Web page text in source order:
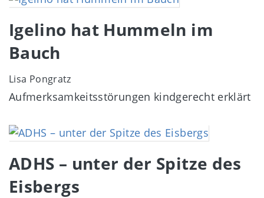
Igelino hat Hummeln im
Bauch
Lisa Pongratz
Aufmerksamkeitsstörungen kindgerecht erklärt
Image
ADHS – unter der Spitze des
Eisbergs